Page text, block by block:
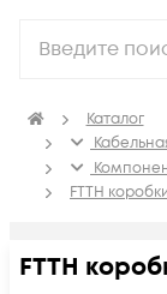
Каталог
FTTH
FTTH